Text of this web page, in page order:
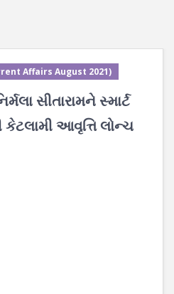
Affairs August 2021)
સીતારામને સ્માર્ટ
કેટલામી આવૃત્તિ લોન્ચ